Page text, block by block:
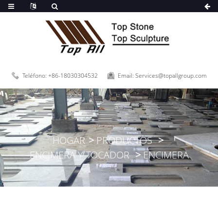
Teléfono: +86-18030304532 Email: Services@topallgroup.com
HOGAR
PRODUCTOS
ENCIMERA Y TOCADOR
ENCIMERA